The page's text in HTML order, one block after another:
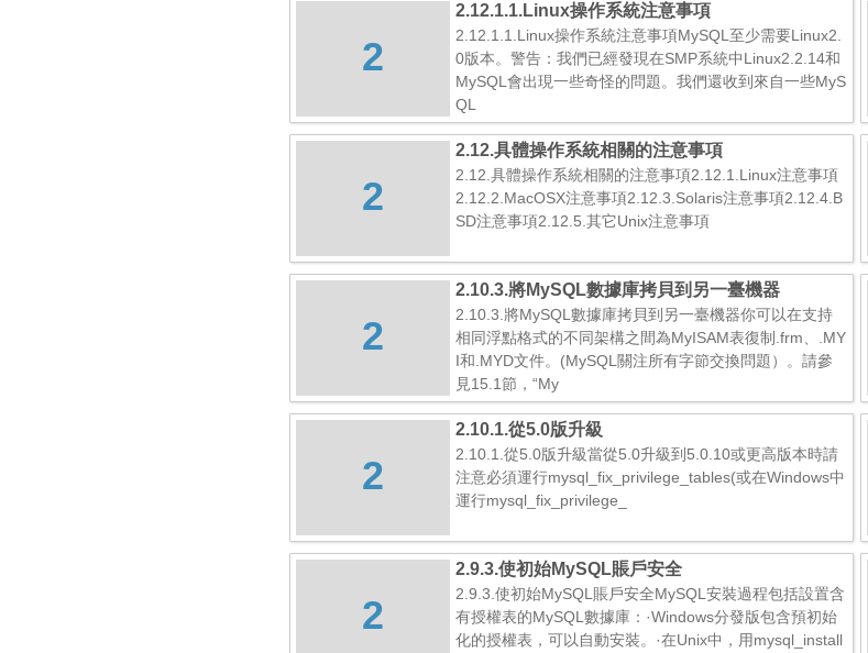
2
2.12.1.1.Linux操作系統注意事項
2.12.1.1.Linux操作系統注意事項MySQL至少需要Linux2.
0版本。警告：我們已經發現在SMP系統中Linux2.2.14和
MySQL會出現一些奇怪的問題。我們還收到來自一些MyS
QL
2
2.12.具體操作系統相關的注意事項
2.12.具體操作系統相關的注意事項2.12.1.Linux注意事項
2.12.2.MacOSX注意事項2.12.3.Solaris注意事項2.12.4.B
SD注意事項2.12.5.其它Unix注意事項
2
2.10.3.將MySQL數據庫拷貝到另一臺機器
2.10.3.將MySQL數據庫拷貝到另一臺機器你可以在支持
相同浮點格式的不同架構之間為MyISAM表復制.frm、.MY
I和.MYD文件。(MySQL關注所有字節交換問題）。請參
見15.1節，“My
2
2.10.1.從5.0版升級
2.10.1.從5.0版升級當從5.0升級到5.0.10或更高版本時請
注意必須運行mysql_fix_privilege_tables(或在Windows中
運行mysql_fix_privilege_
2
2.9.3.使初始MySQL賬戶安全
2.9.3.使初始MySQL賬戶安全MySQL安裝過程包括設置含
有授權表的MySQL數據庫：·Windows分發版包含預初始
化的授權表，可以自動安裝。·在Unix中，用mysql_install